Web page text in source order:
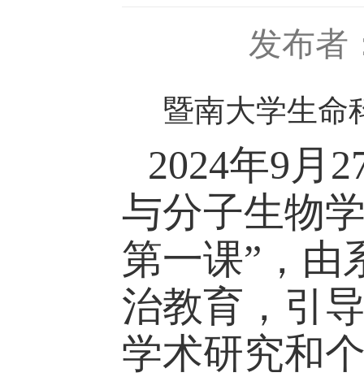
发布者
暨南大学生命
2024年9月
与分子生物
第一课”，由
治教育，引
学术研究和